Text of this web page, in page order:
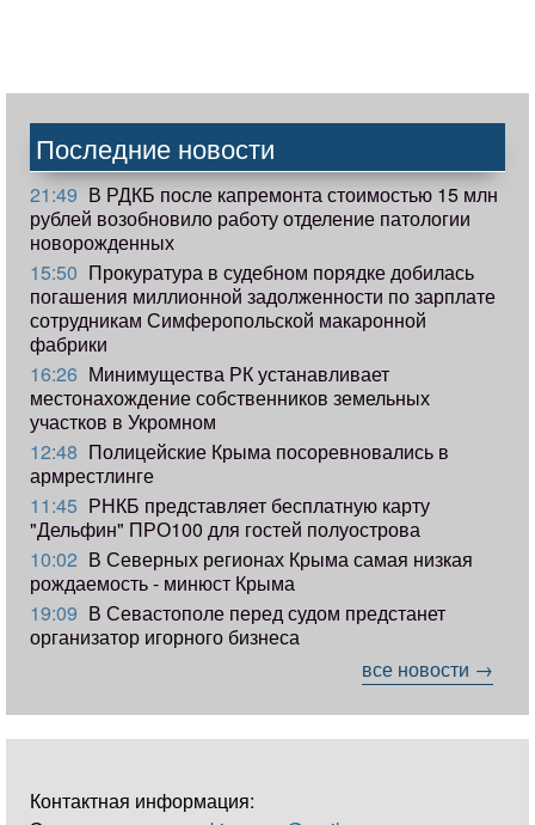
Последние новости
21:49 В РДКБ после капремонта стоимостью 15 млн
рублей возобновило работу отделение патологии
новорожденных
15:50 Прокуратура в судебном порядке добилась
погашения миллионной задолженности по зарплате
сотрудникам Симферопольской макаронной
фабрики
16:26 Минимущества РК устанавливает
местонахождение собственников земельных
участков в Укромном
12:48 Полицейские Крыма посоревновались в
армрестлинге
11:45 РНКБ представляет бесплатную карту
"Дельфин" ПРО100 для гостей полуострова
10:02 В Северных регионах Крыма самая низкая
рождаемость - минюст Крыма
19:09 В Севастополе перед судом предстанет
организатор игорного бизнеса
все новости →
Контактная информация: